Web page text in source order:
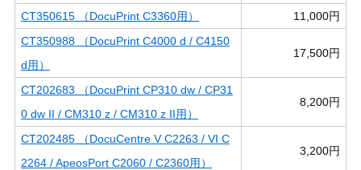
CT350615 （DocuPrint C3360用）
11,000円
CT350988 （DocuPrint C4000 d / C4150
d用）
17,500円
CT202683 （DocuPrint CP310 dw / CP31
0 dw II / CM310 z / CM310 z II用）
8,200円
CT202485 （DocuCentre V C2263 / VI C
2264 / ApeosPort C2060 / C2360用）
3,200円